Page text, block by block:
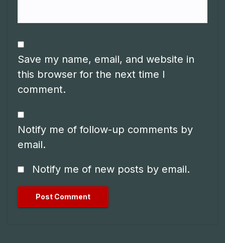
Save my name, email, and website in
this browser for the next time I
comment.
Notify me of follow-up comments by
email.
Notify me of new posts by email.